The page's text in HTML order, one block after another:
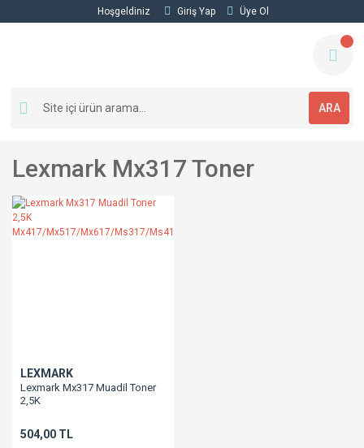
Hoşgeldiniz Giriş Yap Üye Ol
ARA
Lexmark Mx317 Toner
LEXMARK
Lexmark Mx317 Muadil Toner
2,5K
504,00 TL